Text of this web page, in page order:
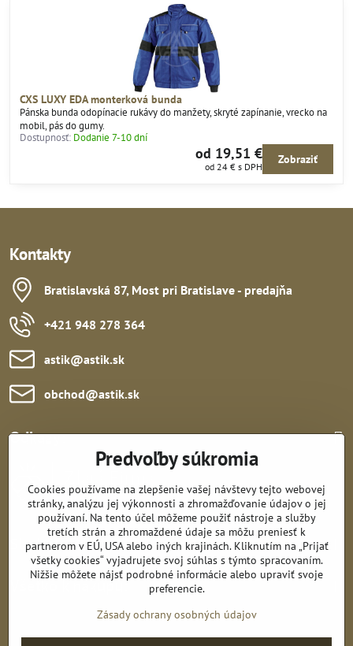
CXS LUXY EDA monterková bunda
Pánska bunda odopínacie rukávy do manžety, skryté zapínanie, vrecko na
mobil, pás do gumy.
Dostupnosť: Dodanie 7-10 dní
od 19,51 €
od 24 € s DPH
Zobraziť
Kontakty
Bratislavská 87, Most pri Bratislave - predajňa
+421 948 278 364
astik​@astik​.sk
obchod​@astik​.sk
Odkazy:
Sledujte nás:
Všetko k nákupu:
Predvoľby súkromia
Cookies používame na zlepšenie vašej návštevy tejto webovej
stránky, analýzu jej výkonnosti a zhromažďovanie údajov o jej
používaní. Na tento účel môžeme použiť nástroje a služby
tretích strán a zhromaždené údaje sa môžu preniesť k
partnerom v EÚ, USA alebo iných krajinách. Kliknutím na „Prijať
všetky cookies“ vyjadrujete svoj súhlas s týmto spracovaním.
Nižšie môžete nájsť podrobné informácie alebo upraviť svoje
preferencie.
Zásady ochrany osobných údajov